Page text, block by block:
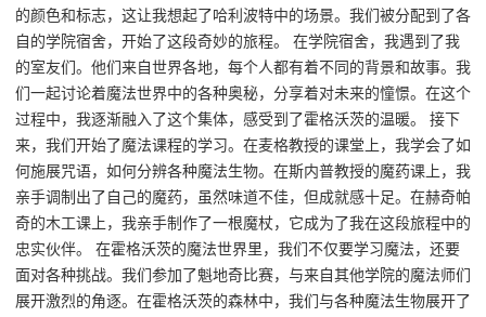
的颜色和标志，这让我想起了哈利波特中的场景。我们被分配到了各
自的学院宿舍，开始了这段奇妙的旅程。 在学院宿舍，我遇到了我
的室友们。他们来自世界各地，每个人都有着不同的背景和故事。我
们一起讨论着魔法世界中的各种奥秘，分享着对未来的憧憬。在这个
过程中，我逐渐融入了这个集体，感受到了霍格沃茨的温暖。 接下
来，我们开始了魔法课程的学习。在麦格教授的课堂上，我学会了如
何施展咒语，如何分辨各种魔法生物。在斯内普教授的魔药课上，我
亲手调制出了自己的魔药，虽然味道不佳，但成就感十足。在赫奇帕
奇的木工课上，我亲手制作了一根魔杖，它成为了我在这段旅程中的
忠实伙伴。 在霍格沃茨的魔法世界里，我们不仅要学习魔法，还要
面对各种挑战。我们参加了魁地奇比赛，与来自其他学院的魔法师们
展开激烈的角逐。在霍格沃茨的森林中，我们与各种魔法生物展开了